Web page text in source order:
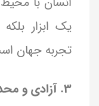
یک ابزار
تجربه جهان
3. آزادی و محدودیت بدن: